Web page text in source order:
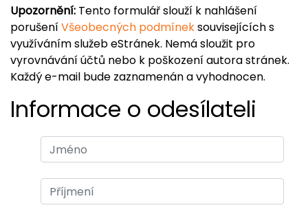
Upozornění: Tento formulář slouží k nahlášení
porušeníVšeobecných podmíneksouvisejících s
využíváním služeb eStránek. Nemá sloužit pro
vyrovnávání účtů nebo k poškození autora stránek.
Každý e-mail bude zaznamenán a vyhodnocen.
Informace o odesílateli